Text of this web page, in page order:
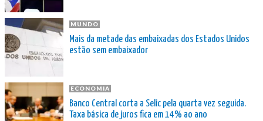
MUNDO
Mais da metade das embaixadas dos Estados Unidos
estão sem embaixador
ECONOMIA
Banco Central corta a Selic pela quarta vez seguida.
Taxa básica de juros fica em 14% ao ano